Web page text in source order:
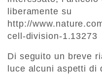
liberamente su
http://
cell-division-1.13273
Di seguito un breve
luce alcuni aspetti di